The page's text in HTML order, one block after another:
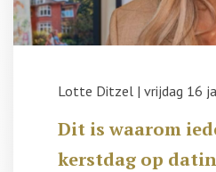
Lotte Ditzel | vrijdag 16
Dit is waarom
kerstdag op